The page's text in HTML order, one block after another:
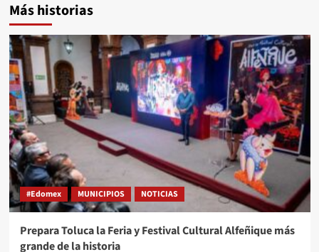
Más historias
#Edomex MUNICIPIOS NOTICIAS
Prepara Toluca la Feria y Festival Cultural Alfeñique más
grande de la historia